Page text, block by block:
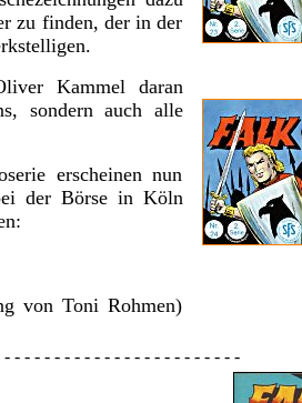
zu finden, der in der
Kammel daran
sondern auch alle
erscheinen nun
der Börse in Köln
von Toni Rohmen)
- - - - - - - - - - - - - - - - - -